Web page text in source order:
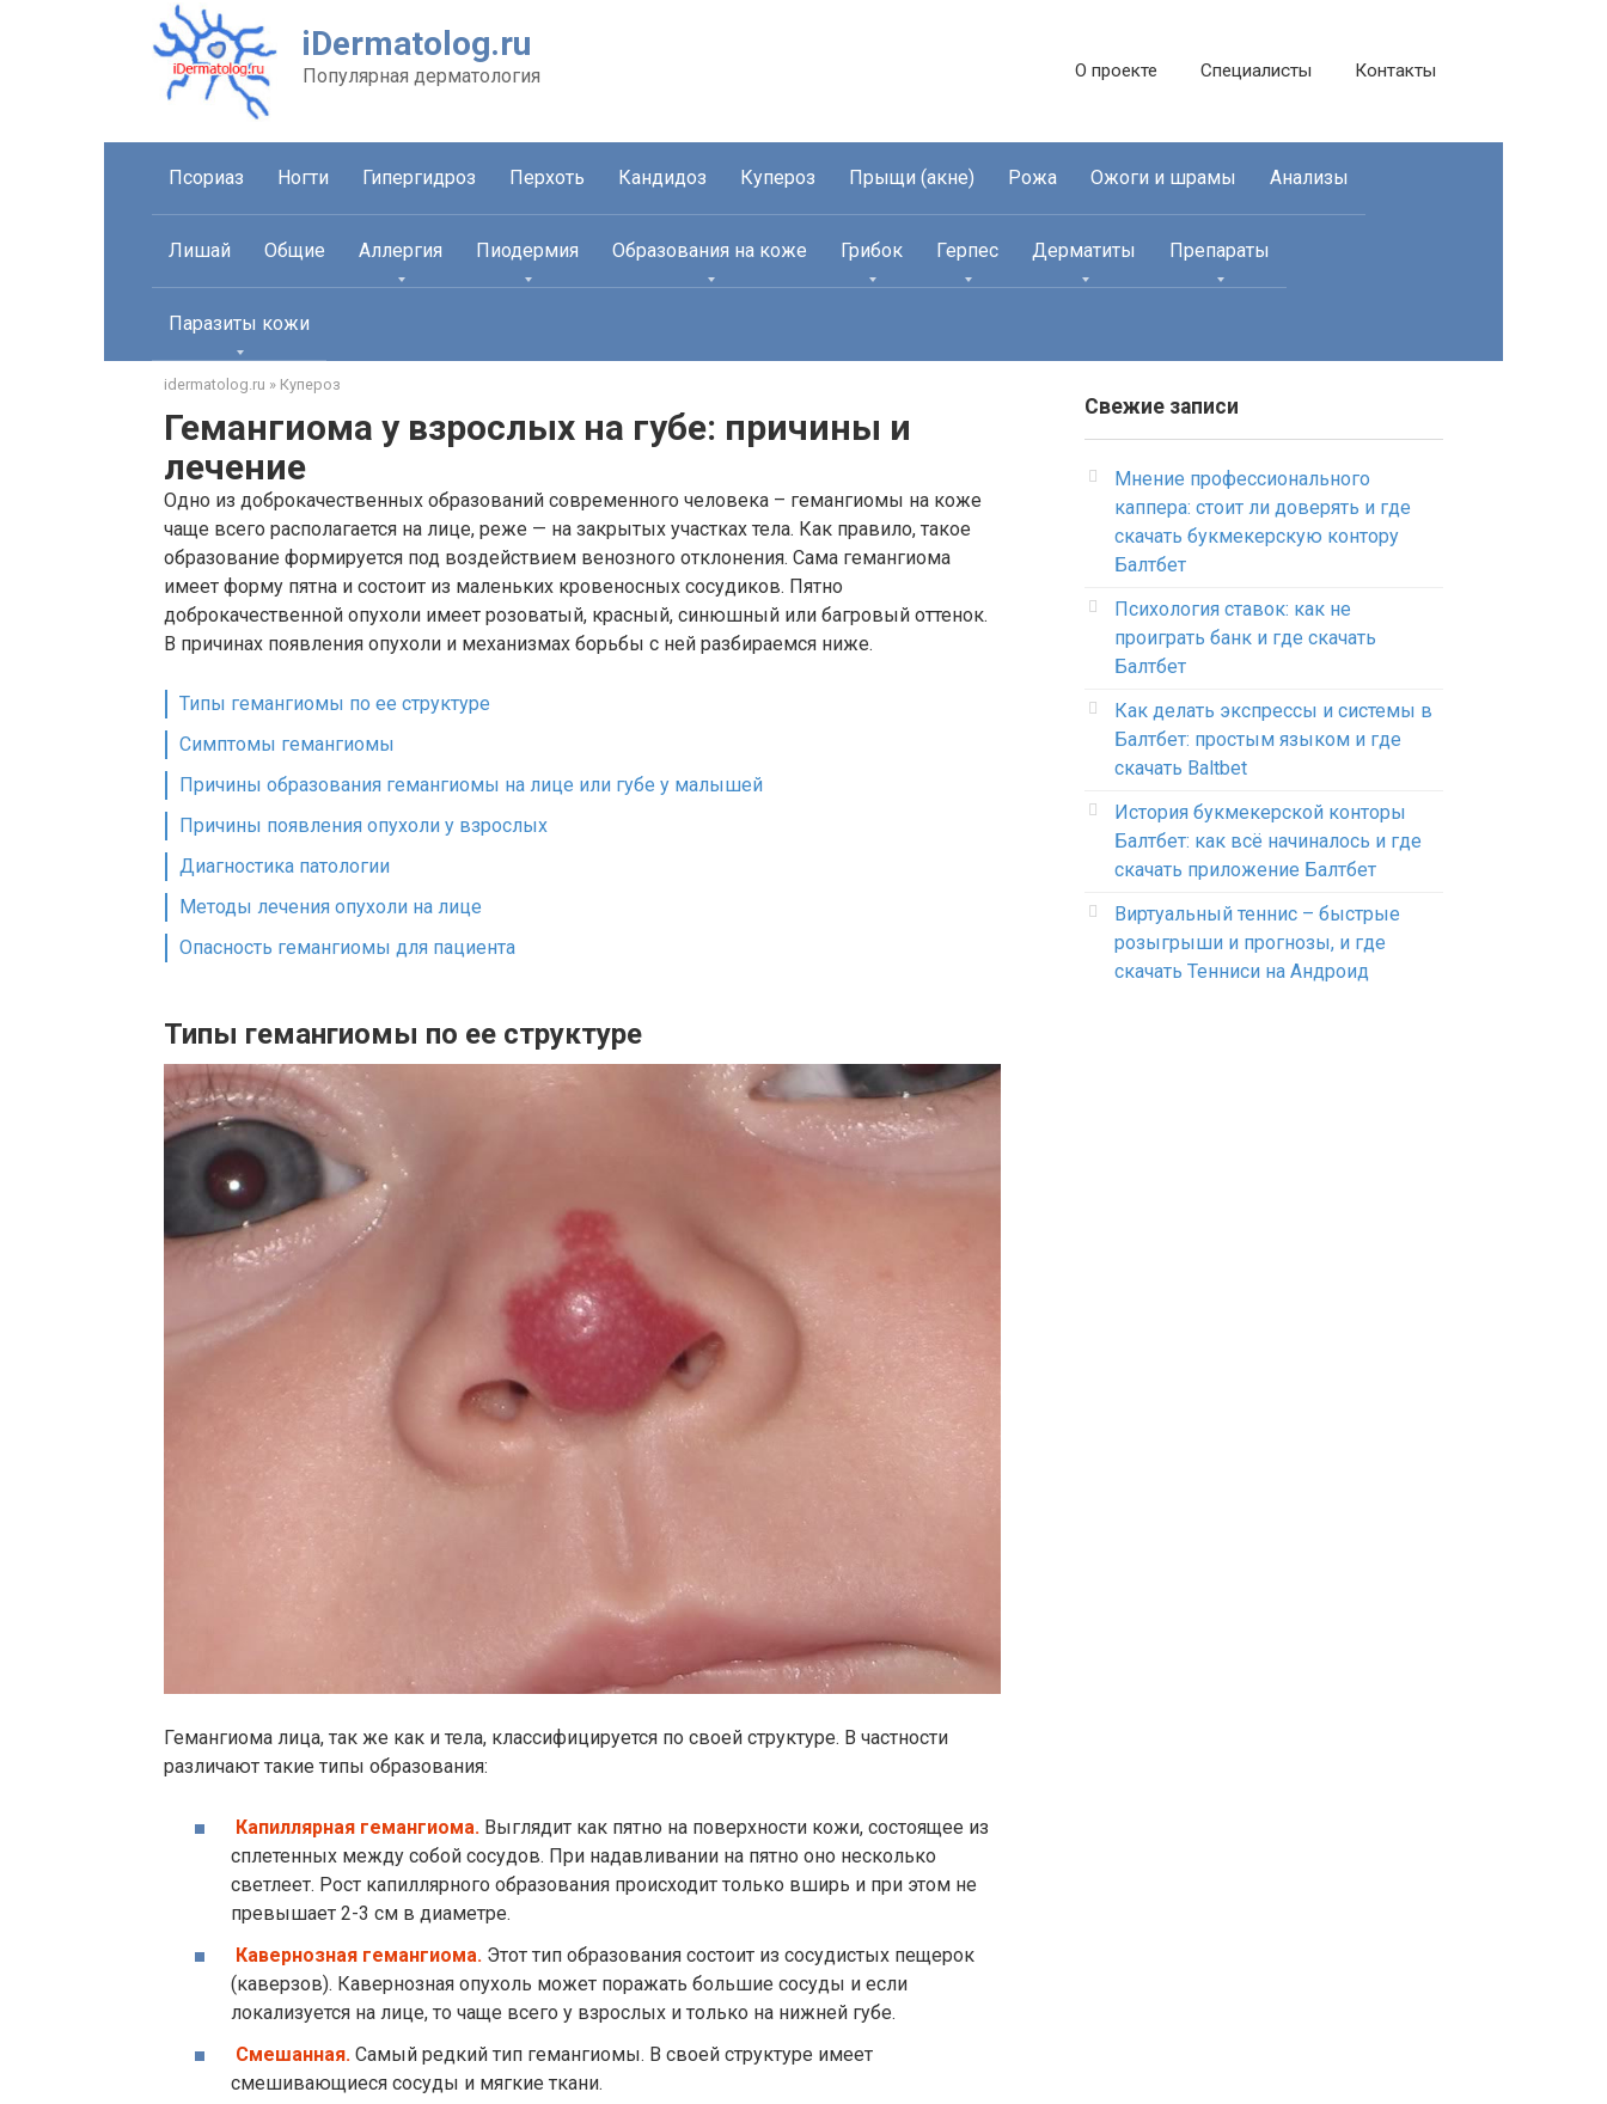
iDermatolog.ru
Популярная дерматология О проекте Специалисты Контакты
Псориаз Ногти Гипергидроз Перхоть Кандидоз Купероз Прыщи (акне) Рожа Ожоги и шрамы Анализы
Лишай Общие Аллергия Пиодермия Образования на коже Грибок Герпес Дерматиты Препараты
Паразиты кожи
idermatolog.ru » Купероз
Гемангиома у взрослых на губе: причины и
лечение
Одно из доброкачественных образований современного человека – гемангиомы на коже
чаще всего располагается на лице, реже — на закрытых участках тела. Как правило, такое
образование формируется под воздействием венозного отклонения. Сама гемангиома
имеет форму пятна и состоит из маленьких кровеносных сосудиков. Пятно
доброкачественной опухоли имеет розоватый, красный, синюшный или багровый оттенок.
В причинах появления опухоли и механизмах борьбы с ней разбираемся ниже.
Типы гемангиомы по ее структуре
Симптомы гемангиомы
Причины образования гемангиомы на лице или губе у малышей
Причины появления опухоли у взрослых
Диагностика патологии
Методы лечения опухоли на лице
Опасность гемангиомы для пациента
Типы гемангиомы по ее структуре
Гемангиома лица, так же как и тела, классифицируется по своей структуре. В частности
различают такие типы образования:
Капиллярная гемангиома. Выглядит как пятно на поверхности кожи, состоящее из
сплетенных между собой сосудов. При надавливании на пятно оно несколько
светлеет. Рост капиллярного образования происходит только вширь и при этом не
превышает 2-3 см в диаметре.
Кавернозная гемангиома. Этот тип образования состоит из сосудистых пещерок
(каверзов). Кавернозная опухоль может поражать большие сосуды и если
локализуется на лице, то чаще всего у взрослых и только на нижней губе.
Смешанная. Самый редкий тип гемангиомы. В своей структуре имеет
смешивающиеся сосуды и мягкие ткани.
Свежие записи
Мнение профессионального
каппера: стоит ли доверять и где
скачать букмекерскую контору
Балтбет
Психология ставок: как не
проиграть банк и где скачать
Балтбет
Как делать экспрессы и системы в
Балтбет: простым языком и где
скачать Baltbet
История букмекерской конторы
Балтбет: как всё начиналось и где
скачать приложение Балтбет
Виртуальный теннис – быстрые
розыгрыши и прогнозы, и где
скачать Тенниси на Андроид